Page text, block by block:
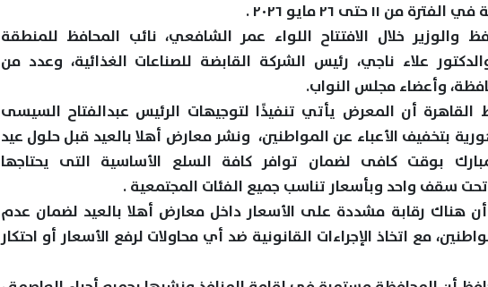
من ١١ حتى ٢٦ مايو ٢٠٢٦ .
والوزير خلال الافتتاح اللواء عمر الشافعي، نائب المحافظ للمنطقة
علاء ناجي، رئيس الشركة القابضة للصناعات الغذائية، وعدد من
وأعضاء مجلس النواب.
القاهرة أن المعرض يأتي تنفيذًا لتوجيهات الرئيس عبدالفتاح السيسى
بتخفيف الأعباء عن المواطنين، ونشر معارض أهلا بالعيد قبل حلول عيد
بوقت كافى لضمان توافر كافة السلع الأساسية التى يحتاجها
سقف واحد وبأسعار تناسب جميع الفئات المجتمعية .
هناك رقابة مشددة على الأسعار داخل معارض أهلا بالعيد لضمان عدم
مع اتخاذ الإجراءات القانونية ضد أي محاولات لرفع الأسعار أو احتكار